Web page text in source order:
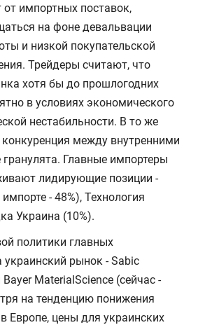
импортных поставок,
на фоне девальвации
и низкой покупательской
Трейдеры считают, что
хотя бы до прошлогодних
в условиях экономического
нестабильности. В то же
конкуренция между внутренними
Главные импортеры
лидирующие позиции -
- 48%), Технология
Украина (10%).
политики главных
рынок - Sabic
MaterialScience (сейчас -
на тенденцию понижения
Европе, цены для украинских